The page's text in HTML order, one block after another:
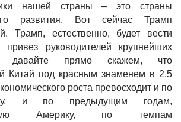
нашей страны – это страны
развития. Вот сейчас Трамп
Трамп, естественно, будет вести
руководителей крупнейших
давайте прямо скажем, что
Китай под красным знаменем в 2,5
роста превосходит и по
и по предыдущим годам,
Америку, по темпам